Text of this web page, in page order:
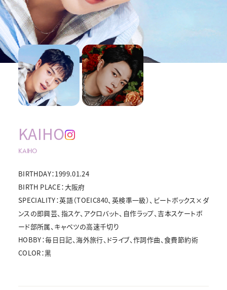
KAIHO
KAIHO
BIRTHDAY：1999.01.24
BIRTH PLACE：大阪府
SPECIALITY：英語（TOEIC840、英検準一級）、ビートボックス×ダ
ンスの即興芸、指スケ、アクロバット、自作ラップ、吉本スケートボ
ード部所属、キャベツの高速千切り
HOBBY：毎日日記、海外旅行、ドライブ、作詞作曲、食費節約術
COLOR：黒